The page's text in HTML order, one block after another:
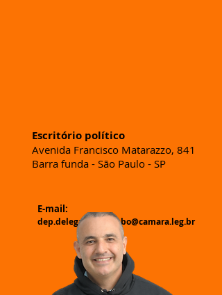
Escritório político
Avenida Francisco Matarazzo, 841
Barra funda - São Paulo - SP
E-mail:
dep.delegadopalumbo@camara.leg.br